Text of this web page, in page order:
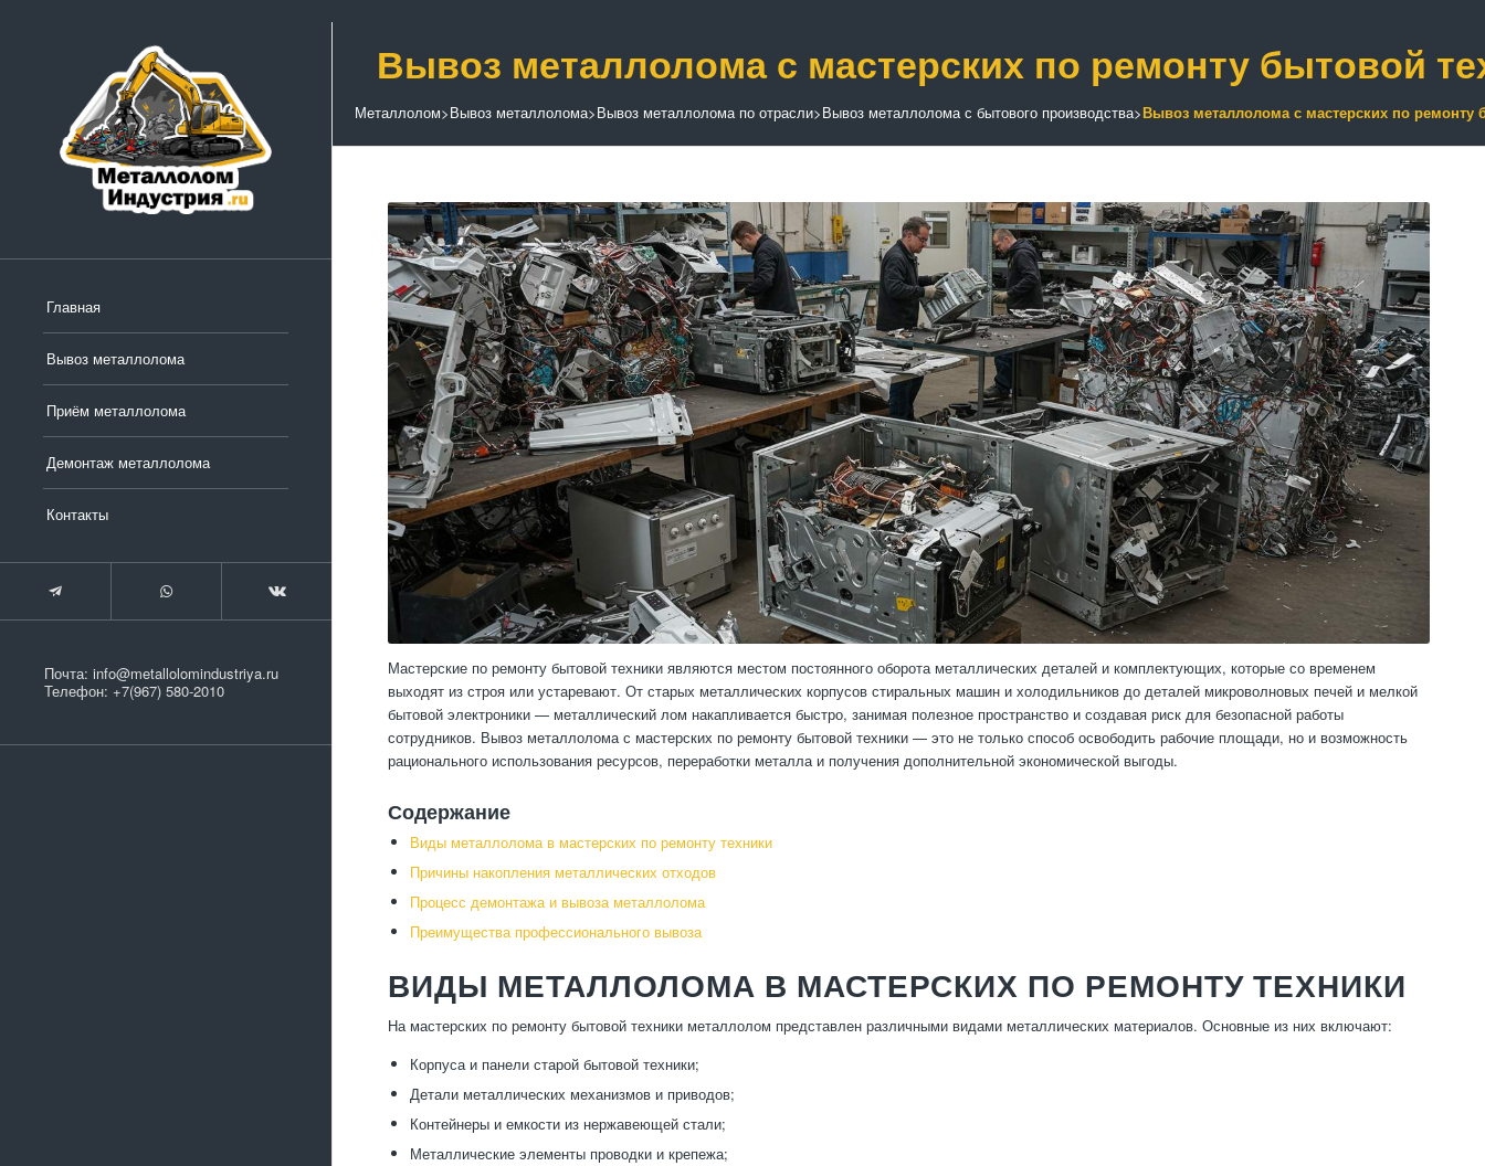
Главная
Вывоз металлолома
Приём металлолома
Демонтаж металлолома
Контакты
Почта: info@metallolomindustriya.ru
Телефон: +7(967) 580-2010
Вывоз металлолома с мастерских по ремонту бытовой
Металлолом>Вывоз металлолома>Вывоз металлолома по отрасли>Вывоз металлолома с бытового производства>Вывоз металлолома с мастерских по ремонту
Мастерские по ремонту бытовой техники являются местом постоянного оборота металлических деталей и комплектующих, которые со временем
выходят из строя или устаревают. От старых металлических корпусов стиральных машин и холодильников до деталей микроволновых печей и мелкой
бытовой электроники — металлический лом накапливается быстро, занимая полезное пространство и создавая риск для безопасной работы
сотрудников. Вывоз металлолома с мастерских по ремонту бытовой техники — это не только способ освободить рабочие площади, но и возможность
рационального использования ресурсов, переработки металла и получения дополнительной экономической выгоды.
Содержание
Виды металлолома в мастерских по ремонту техники
Причины накопления металлических отходов
Процесс демонтажа и вывоза металлолома
Преимущества профессионального вывоза
ВИДЫ МЕТАЛЛОЛОМА В МАСТЕРСКИХ ПО РЕМОНТУ ТЕХНИКИ
На мастерских по ремонту бытовой техники металлолом представлен различными видами металлических материалов. Основные из них включают:
Корпуса и панели старой бытовой техники;
Детали металлических механизмов и приводов;
Контейнеры и емкости из нержавеющей стали;
Металлические элементы проводки и крепежа;